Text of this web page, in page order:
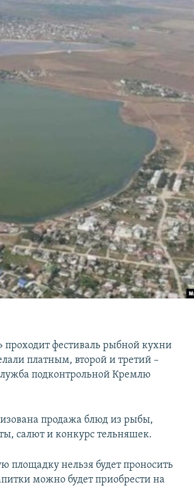
проходит фестиваль рыбной кухни
платным, второй и третий –
подконтрольной Кремлю
продажа блюд из рыбы,
салют и конкурс тельняшек.
площадку нельзя будет проносить
можно будет приобрести на